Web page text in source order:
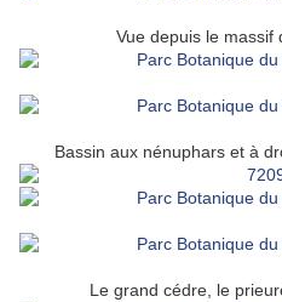
Vue depuis le massif
Bassin aux nénuphars et à
Le grand cédre, le